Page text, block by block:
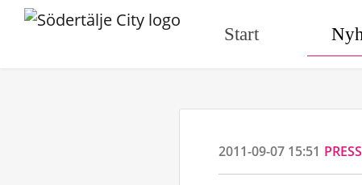
Start
2011-09-07 15:51